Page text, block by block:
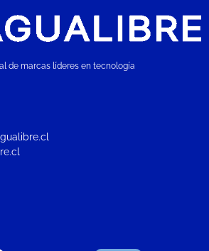
de marcas líderes en tecnología